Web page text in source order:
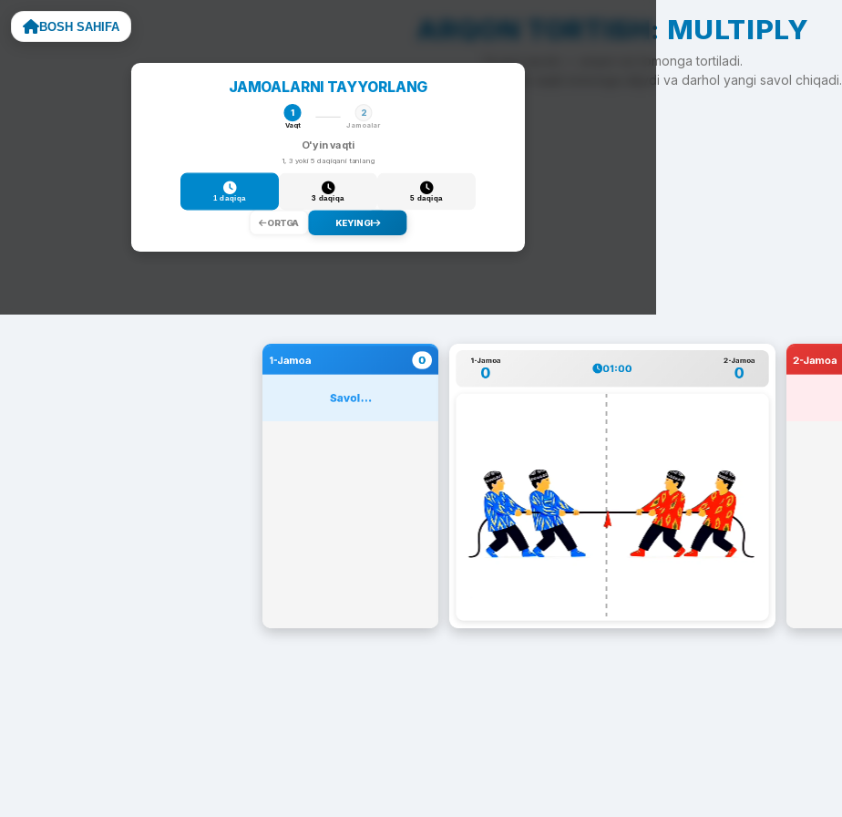
BOSH SAHIFA ARQON TORTISH: MULTIPLY
To'g'ri javob — arqon siz tomonga tortiladi.
Noto'g'ri javob — arqon raqib tomonga siljiydi va darhol yangi savol chiqadi.
JAMOALARNI TAYYORLANG
1
Vaqt
2
Jamoalar
O'yin vaqti
1, 3 yoki 5 daqiqani tanlang
1 daqiqa 3 daqiqa 5 daqiqa
ORTGA KEYINGI
1-Jamoa 0
Savol...
1-Jamoa
0 01:00
2-Jamoa
0
2-Jamoa